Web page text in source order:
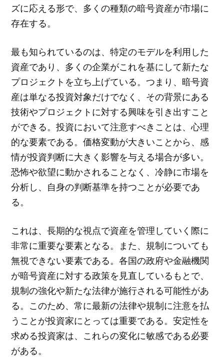
ズに応える形で、多くの種類の暗号資産が市場に
存在する。
最も知られているのは、特定のモデルを利用した
資産であり、多くの企業がこれを基にして新たな
プロジェクトを立ち上げている。つまり、暗号資
産は単なる投資対象だけでなく、その背景にある
技術やプロジェクトに対する興味を引き出すこと
ができる。投資において注意すべきことは、心理
的な要素である。価格変動が大きいことから、感
情が投資判断に大きく影響を与える場合が多い。
恐怖や欲望に動かされることなく、冷静に市場を
分析し、自身の判断基準を持つことが必要であ
る。
これは、長期的な視点で資産を管理していく際に
非常に重要な要素となる。また、規制についても
無視できない要素である。各国の政府や金融機関
が暗号資産に対する政策を見直しているもとで、
規制の強化や新たな法律が施行される可能性があ
る。このため、常に最新の法律や規制に注意を払
うことが投資家にとっては重要である。安定性を
求める投資家は、これらの変化に敏感である必要
がある。